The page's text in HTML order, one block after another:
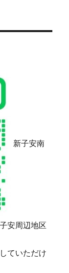
新子安南
安周辺地区
ていただけ